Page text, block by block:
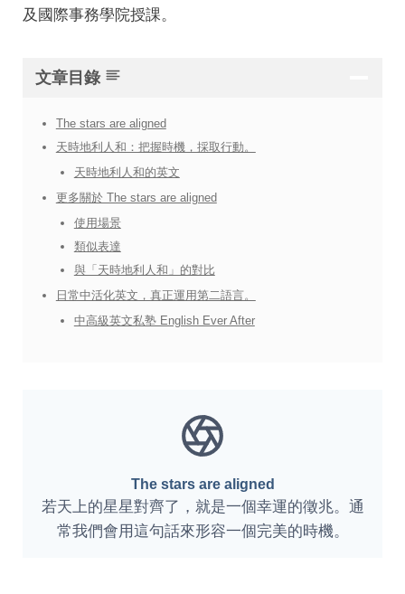
及國際事務學院授課。
文章目錄
The stars are aligned
天時地利人和：把握時機，採取行動。
天時地利人和的英文
更多關於 The stars are aligned
使用場景
類似表達
與「天時地利人和」的對比
日常中活化英文，真正運用第二語言。
中高級英文私塾 English Ever After
The stars are aligned
若天上的星星對齊了，就是一個幸運的徵兆。通
常我們會用這句話來形容一個完美的時機。